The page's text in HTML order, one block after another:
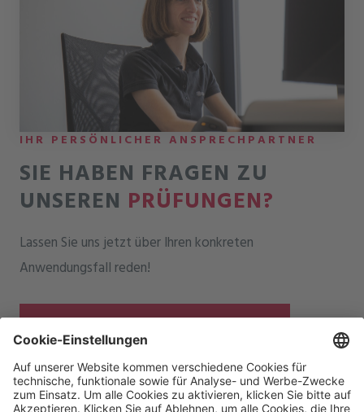
IHR PERSÖNLICHER ANSPRECHPARTNER
SIE HABEN FRAGEN ZU
UNSEREN PRÜFUNGEN?
Lassen Sie uns jetzt über Ihren konkreten
Anwendungsfall reden!